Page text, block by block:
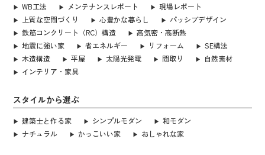
WB工法 メンテナンスレポート
現場レポート
上質な空間づくり
心豊かな暮らし
パッシブデザイン
鉄筋コンクリート（RC）構造
高気密・高断熱
地震に強い家
省エネルギー リフォーム
SE構法
木造構造
平屋 太陽光発電 間取り
自然素材
インテリア・家具
スタイルから選ぶ
建築士と作る家 シンプルモダン
和モダン
ナチュラル
かっこいい家 おしゃれな家